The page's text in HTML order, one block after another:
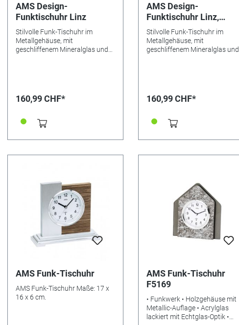
AMS Design-
Funktischuhr Linz
Stilvolle Funk-Tischuhr im
Metallgehäuse, mit
geschliffenem Mineralglas und
160,99 CHF*
AMS Design-
Funktischuhr Linz,
vergoldet
Stilvolle Funk-Tischuhr im
Metallgehäuse, mit
geschliffenem Mineralglas und
160,99 CHF*
AMS Funk-Tischuhr
AMS Funk-Tischuhr Maße: 17 x
16 x 6 cm.
AMS Funk-Tischuhr
F5169
• Funkwerk • Holzgehäuse mit
Metallic-Auflage • Acrylglas
lackiert mit Echtglas-Optik •